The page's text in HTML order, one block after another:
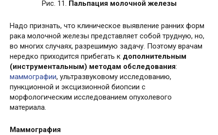
Рис. 11. Пальпация молочной железы
Надо признать, что клиническое выявление ранних форм
рака молочной железы представляет собой трудную, но,
во многих случаях, разрешимую задачу. Поэтому врачам
нередко приходится прибегать к дополнительным
(инструментальным) методам обследования:
маммографии, ультразвуковому исследованию,
пункционной и эксцизионной биопсии с
морфологическим исследованием опухолевого
материала.
Маммография